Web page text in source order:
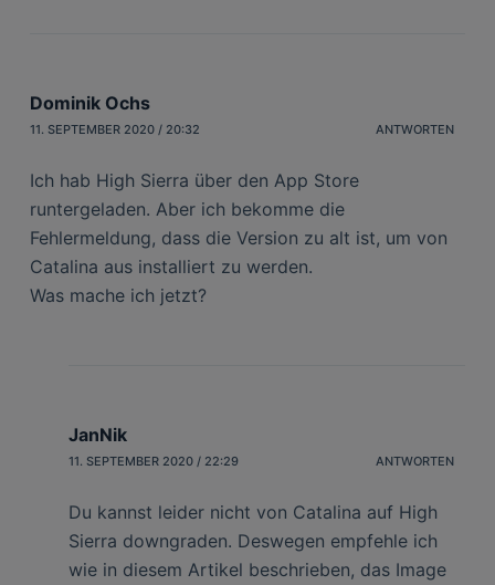
Dominik Ochs
11. SEPTEMBER 2020 / 20:32 ANTWORTEN
Ich hab High Sierra über den App Store
runtergeladen. Aber ich bekomme die
Fehlermeldung, dass die Version zu alt ist, um von
Catalina aus installiert zu werden.
Was mache ich jetzt?
JanNik
11. SEPTEMBER 2020 / 22:29 ANTWORTEN
Du kannst leider nicht von Catalina auf High
Sierra downgraden. Deswegen empfehle ich
wie in diesem Artikel beschrieben, das Image